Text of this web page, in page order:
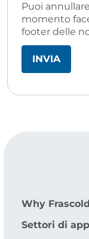
Puoi
momento
footer delle
Why Frascold
Settori di